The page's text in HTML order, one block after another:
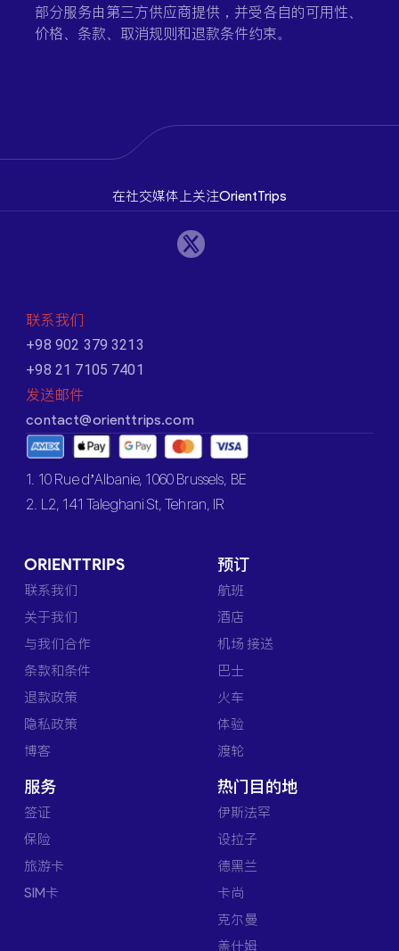
部分服务由第三方供应商提供，并受各自的可用性、
价格、条款、取消规则和退款条件约束。
在社交媒体上关注OrientTrips
联系我们
+98 902 379 3213
+98 21 7105 7401
发送邮件
contact@orienttrips.com
1. 10 Rue d’Albanie, 1060 Brussels, BE
2. L2, 141 Taleghani St, Tehran, IR
ORIENTTRIPS
联系我们
关于我们
与我们合作
条款和条件
退款政策
隐私政策
博客
预订
航班
酒店
机场 接送
巴士
火车
体验
渡轮
服务
签证
保险
旅游卡
SIM卡
热门目的地
伊斯法罕
设拉子
德黑兰
卡尚
克尔曼
盖什姆